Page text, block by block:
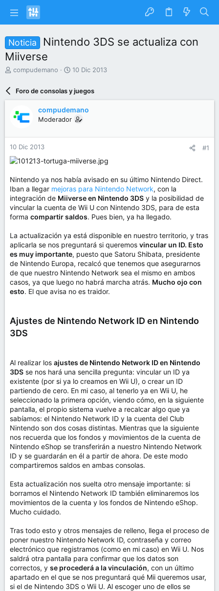
Noticia
Nintendo 3DS se actualiza con
Miiverse
I
a
r
d
e
l
t
e
m
a
compudemano
F
c
h
d
e
n
o
10 Dic 2013
Foro de consolas y juegos
compudemano
Moderador
10 Dic 2013 #1
Nintendo ya nos había avisado en su último Nintendo Direct.
Iban a llegar mejoras para Nintendo Network, con la
integración de Miiverse en Nintendo 3DS y la posibilidad de
vincular la cuenta de Wii U con Nintendo 3DS, para de esta
forma compartir saldos. Pues bien, ya ha llegado.
La actualización ya está disponible en nuestro territorio, y tras
aplicarla se nos preguntará si queremos vincular un ID. Esto
es muy importante, puesto que Satoru Shibata, presidente
de Nintendo Europa, recalcó que tenemos que asegurarnos
de que nuestro Nintendo Network sea el mismo en ambos
casos, ya que luego no habrá marcha atrás. Mucho ojo con
esto. El que avisa no es traidor.
Ajustes de Nintendo Network ID en Nintendo
3DS
Al realizar los ajustes de Nintendo Network ID en Nintendo
3DS se nos hará una sencilla pregunta: vincular un ID ya
existente (por si ya lo creamos en Wii U), o crear un ID
partiendo de cero. En mi caso, al tenerlo ya en Wii U, he
seleccionado la primera opción, viendo cómo, en la siguiente
pantalla, el propio sistema vuelve a recalcar algo que ya
sabíamos: el Nintendo Network ID y la cuenta del Club
Nintendo son dos cosas distintas. Mientras que la siguiente
nos recuerda que los fondos y movimientos de la cuenta de
Nintendo eShop se transferirán a nuestro Nintendo Network
ID y se guardarán en él a partir de ahora. De este modo
compartiremos saldos en ambas consolas.
Esta actualización nos suelta otro mensaje importante: si
borramos el Nintendo Network ID también eliminaremos los
movimientos de la cuenta y los fondos de Nintendo eShop.
Mucho cuidado.
Tras todo esto y otros mensajes de relleno, llega el proceso de
poner nuestro Nintendo Network ID, contraseña y correo
electrónico que registramos (como en mi caso) en Wii U. Nos
saldrá otra pantalla para confirmar que los datos son
correctos, y se procederá a la vinculación, con un último
apartado en el que se nos preguntará qué Mii queremos usar,
si el de Nintendo 3DS o Wii U. Al escoger uno de ellos se